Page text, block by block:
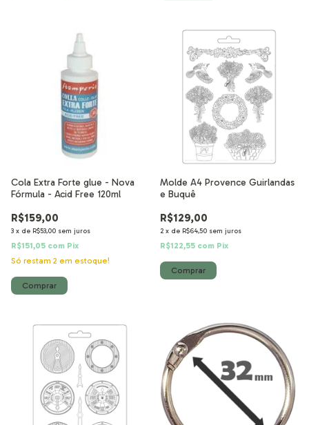
Cola Extra Forte glue - Nova
Fórmula - Acid Free 120ml
R$159,00
3 x de R$53,00 sem juros
R$151,05 com Pix
Só restam 2 em estoque!
Molde A4 Provence Guirlandas
e Buquê
R$129,00
2 x de R$64,50 sem juros
R$122,55 com Pix